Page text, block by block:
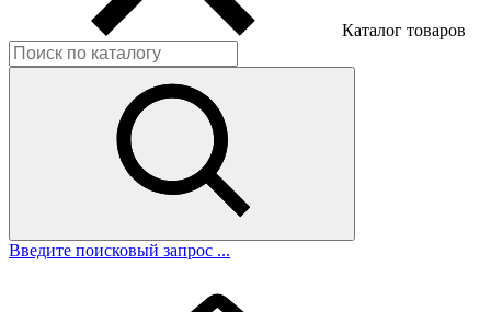
Каталог товаров
Введите поисковый запрос ...